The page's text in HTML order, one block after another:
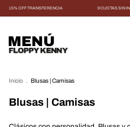
15% OFF TRANSFERENCIA 9 CUOTAS SIN
MENÚ
Inicio Blusas | Camisas
Blusas | Camisas